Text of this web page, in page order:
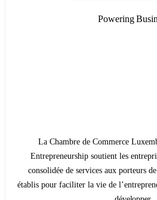
Powering
La Chambre de Commerce
Entrepreneurship soutient les
consolidée de services aux porteurs
établis pour faciliter la vie de